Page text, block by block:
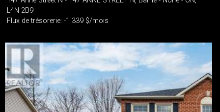
L4N 2B9
Flux de trésorerie: -1 339 $/mois